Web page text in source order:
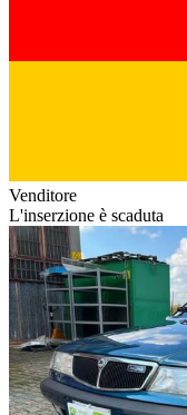
Venditore
L'inserzione è scaduta